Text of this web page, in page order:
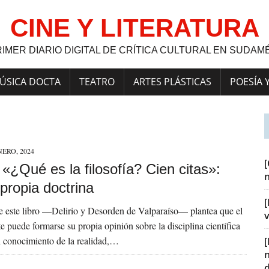
CINE Y LITERATURA
DIARIO DIGITAL DE CRÍTICA CULTURAL EN
DOCTA TEATRO ARTES PLÁSTICAS POESÍA
2024
es la filosofía? Cien citas»:
doctrina
este libro —Delirio y Desorden de Valparaíso— plantea que el
puede formarse su propia opinión sobre la disciplina científica
conocimiento de la realidad,…